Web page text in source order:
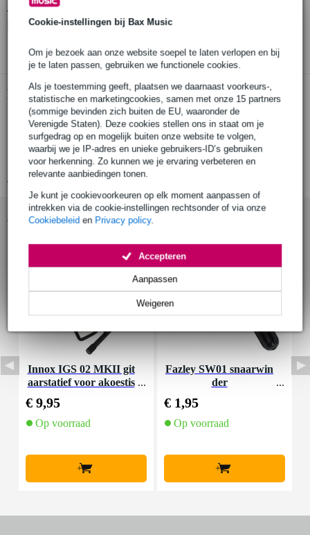
Cookie-instellingen bij Bax Music
Om je bezoek aan onze website soepel te laten verlopen en bij
je te laten passen, gebruiken we functionele cookies.
Als je toestemming geeft, plaatsen we daarnaast voorkeurs-,
statistische en marketingcookies, samen met onze 15 partners
(sommige bevinden zich buiten de EU, waaronder de
Verenigde Staten). Deze cookies stellen ons in staat om je
surfgedrag op en mogelijk buiten onze website te volgen,
waarbij we je IP-adres en unieke gebruikers-ID’s gebruiken
voor herkenning. Zo kunnen we je ervaring verbeteren en
relevante aanbiedingen tonen.
Je kunt je cookievoorkeuren op elk moment aanpassen of
intrekken via de cookie-instellingen rechtsonder of via onze
Cookiebeleid en Privacy policy.
Weigeren
Aanpassen
Accepteren
Twijfel je of de
bij je past? Doe de check.
Productinformatie
Korg GA-2 (TUGA2)
digitaal stemapparaat voor gitaar en bas
stembereik: B0 (23.12 Hz)- B6 (1975.53 Hz)
Bekijk alle productspecificaties
Accessoires (18)
Innox IGS 02 MKII git
aarstatief voor akoestis
€ 9,95
Op voorraad
+
Fazley SW01 snaarwin
der
€ 1,95
Op voorraad
+